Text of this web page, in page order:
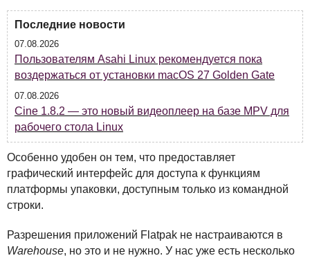
Последние новости
07.08.2026
Пользователям Asahi Linux рекомендуется пока
воздержаться от установки macOS 27 Golden Gate
07.08.2026
Cine 1.8.2 — это новый видеоплеер на базе MPV для
рабочего стола Linux
Особенно удобен он тем, что предоставляет
графический интерфейс для доступа к функциям
платформы упаковки, доступным только из командной
строки.
Разрешения приложений Flatpak не настраиваются в
Warehouse, но это и не нужно. У нас уже есть несколько